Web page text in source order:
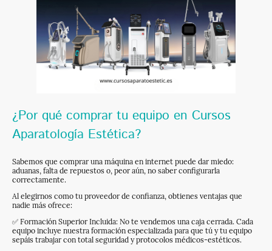
¿Por qué comprar tu equipo en Cursos
Aparatología Estética?
Sabemos que comprar una máquina en internet puede dar miedo:
aduanas, falta de repuestos o, peor aún, no saber configurarla
correctamente.
Al elegirnos como tu proveedor de confianza, obtienes ventajas que
nadie más ofrece:
✅ Formación Superior Incluida: No te vendemos una caja cerrada. Cada
equipo incluye nuestra formación especializada para que tú y tu equipo
sepáis trabajar con total seguridad y protocolos médicos-estéticos.